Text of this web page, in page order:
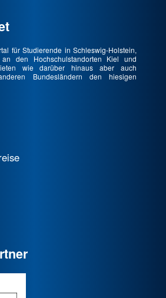
für Studierende in Schleswig-Holstein,
an den Hochschulstandorten Kiel und
wie darüber hinaus aber auch
Bundesländern den hiesigen